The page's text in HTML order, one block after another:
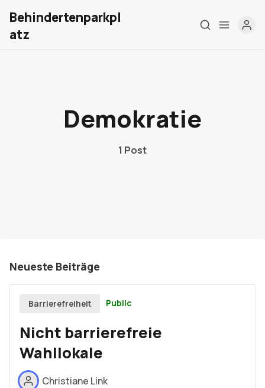
Meine Firma
London Barrierefrei
Behindertenparkpl
atz
Demokratie
1 Post
Neueste Beiträge
Barrierefreiheit Public
Nicht barrierefreie
Wahllokale
Christiane Link